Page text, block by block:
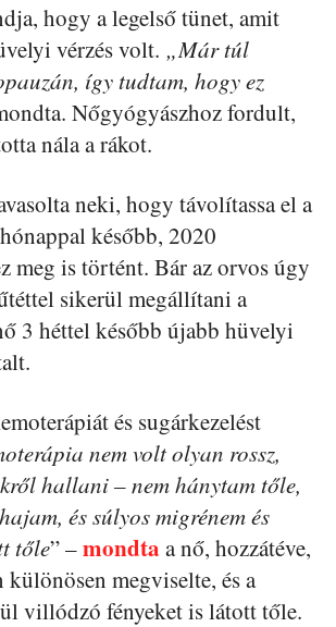
hogy a legelső tünet, amit
vérzés volt. „Már túl
így tudtam, hogy ez
Nőgyógyászhoz fordult,
nála a rákot.
neki, hogy távolítassa el a
később, 2020
meg is történt. Bár az orvos úgy
sikerül megállítani a
3 héttel később újabb hüvelyi
és sugárkezelést
nem volt olyan rossz,
hallani – nem hánytam tőle,
és súlyos migrénem és
tőle” –mondta a nő, hozzátéve,
megviselte, és a
villódzó fényeket is látott tőle.